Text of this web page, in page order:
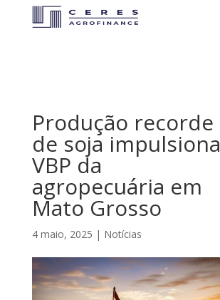
Produção recorde
de soja impulsiona
VBP da
agropecuária em
Mato Grosso
4 maio, 2025 | Notícias